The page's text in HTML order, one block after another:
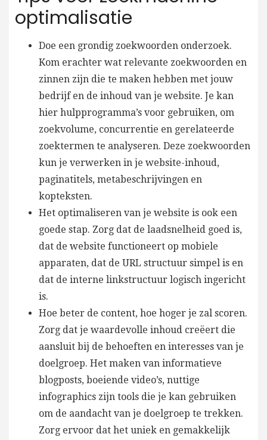
optimalisatie
Doe een grondig zoekwoorden onderzoek.
Kom erachter wat relevante zoekwoorden en
zinnen zijn die te maken hebben met jouw
bedrijf en de inhoud van je website. Je kan
hier hulpprogramma’s voor gebruiken, om
zoekvolume, concurrentie en gerelateerde
zoektermen te analyseren. Deze zoekwoorden
kun je verwerken in je website-inhoud,
paginatitels, metabeschrijvingen en
kopteksten.
Het optimaliseren van je website is ook een
goede stap. Zorg dat de laadsnelheid goed is,
dat de website functioneert op mobiele
apparaten, dat de URL structuur simpel is en
dat de interne linkstructuur logisch ingericht
is.
Hoe beter de content, hoe hoger je zal scoren.
Zorg dat je waardevolle inhoud creëert die
aansluit bij de behoeften en interesses van je
doelgroep. Het maken van informatieve
blogposts, boeiende video’s, nuttige
infographics zijn tools die je kan gebruiken
om de aandacht van je doelgroep te trekken.
Zorg ervoor dat het uniek en gemakkelijk